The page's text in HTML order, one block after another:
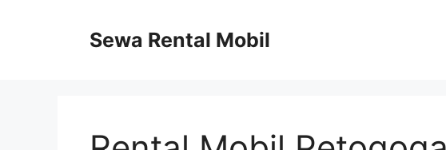
Sewa Rental Mobil